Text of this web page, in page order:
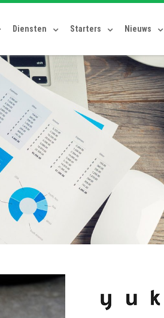
Diensten Starters Nieuws